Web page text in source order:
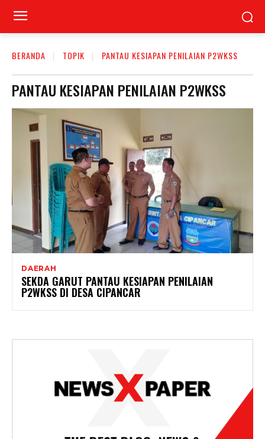
BERANDA TOPIK PANTAU KESIAPAN PENILAIAN P2WKSS
PANTAU KESIAPAN PENILAIAN P2WKSS
DAERAH
SEKDA GARUT PANTAU KESIAPAN PENILAIAN
P2WKSS DI DESA CIPANCAR